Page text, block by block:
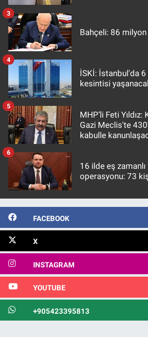
Bahçeli: 86
3
İSKİ: İstanbul'da
kesintisi
4
MHP’li Feti
Gazi Meclis'te
kabulle
5
16 ilde eş zamanlı
operasyonu: 73
6
FACEBOOK
X
INSTAGRAM
YOUTUBE
+905423395813